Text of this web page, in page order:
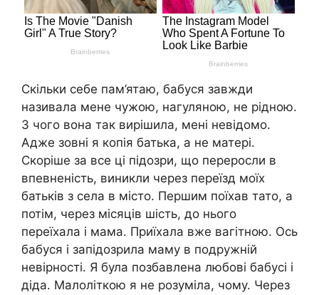
Скільки себе пам’ятаю, бабуся завжди
називала мене чужою, нагуляною, не рідною.
З чого вона так вирішила, мені невідомо.
Адже зовні я копія батька, а не матері.
Скоріше за все ці підозри, що переросли в
впевненість, виникли через переїзд моїх
батьків з села в місто. Першим поїхав тато, а
потім, через місяців шість, до нього
переїхала і мама. Приїхала вже вагітною. Ось
бабуся і запідозрила маму в подружній
невірності. Я була позбавлена любові бабусі і
діда. Малоліткою я не розуміла, чому. Через